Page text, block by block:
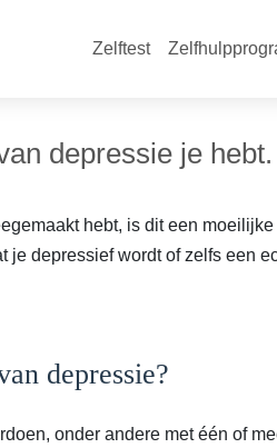
Zelftest
depressie je hebt.
hebt, is dit een
je depressief wordt of zelfs een
depressie?
onder andere met één of